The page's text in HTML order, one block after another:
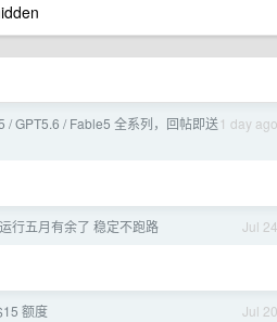
1 day ago
GPT5.6 / Fable5 全系列，回帖即送
Jul 24
行五月有余了 稳定不跑路
Jul 20
额度